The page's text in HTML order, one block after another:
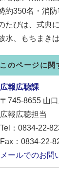
約350名・消防
たびは、式典
水、もちまき
このページに関
広報広聴課
〒745-8655 山
広報広聴担当
Tel：0834-22-
Fax：0834-22-
メールでのお問